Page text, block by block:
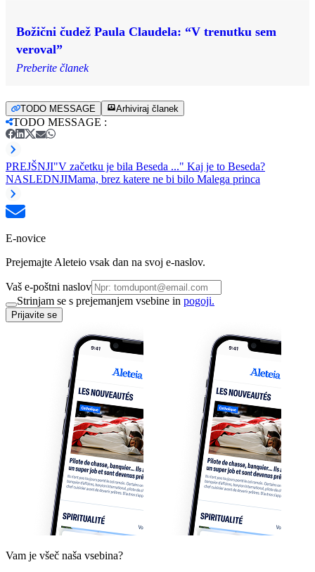
Božični čudež Paula Claudela: “V trenutku sem
veroval”
Preberite članek
TODO MESSAGE Arhiviraj članek
TODO MESSAGE :
PREJŠNJI"V začetku je bila Beseda ..." Kaj je to Beseda?
NASLEDNJIMama, brez katere ne bi bilo Malega princa
E-novice
Prejemajte Aleteio vsak dan na svoj e-naslov.
Vaš e-poštni naslov
Strinjam se s prejemanjem vsebine in pogoji.
Prijavite se
Vam je všeč naša vsebina?